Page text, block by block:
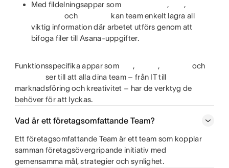
Med fildelningsappar som ,
,
och
kan team enkelt lagra all
viktig information där arbetet utförs genom att
bifoga filer till Asana-uppgifter.
Funktionsspecifika appar som , ,
och
ser till att alla dina team – från IT till
marknadsföring och kreativitet – har de verktyg de
behöver för att lyckas.
Vad är ett företagsomfattande Team?
Ett företagsomfattande Team är ett team som kopplar
samman företagsövergripande initiativ med
gemensamma mål, strategier och synlighet.